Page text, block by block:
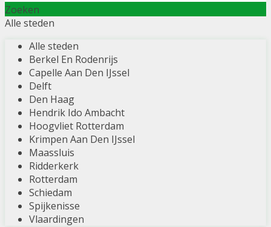
Zoeken
Alle steden
Alle steden
Berkel En Rodenrijs
Capelle Aan Den IJssel
Delft
Den Haag
Hendrik Ido Ambacht
Hoogvliet Rotterdam
Krimpen Aan Den IJssel
Maassluis
Ridderkerk
Rotterdam
Schiedam
Spijkenisse
Vlaardingen